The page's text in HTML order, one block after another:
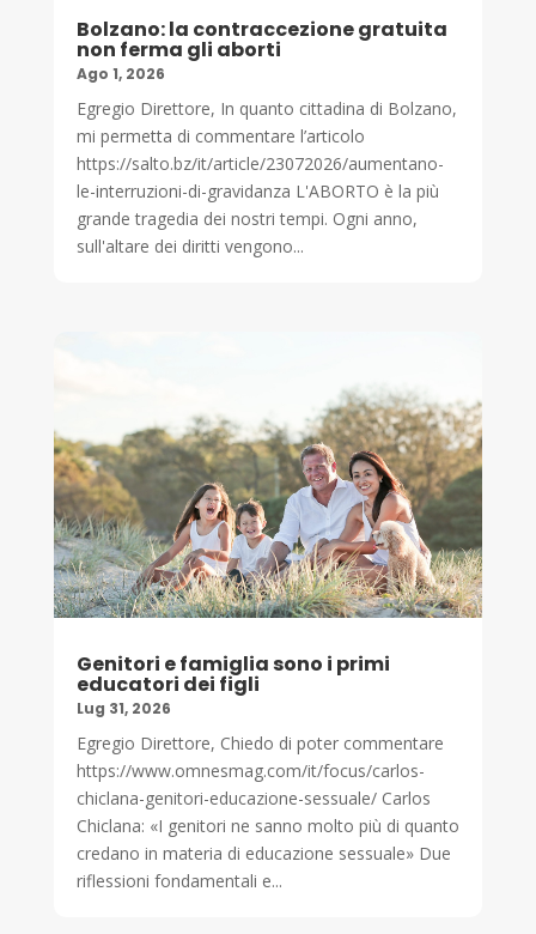
Bolzano: la contraccezione gratuita
non ferma gli aborti
Ago 1, 2026
Egregio Direttore, In quanto cittadina di Bolzano,
mi permetta di commentare l’articolo
https://salto.bz/it/article/23072026/aumentano-
le-interruzioni-di-gravidanza L'ABORTO è la più
grande tragedia dei nostri tempi. Ogni anno,
sull'altare dei diritti vengono...
Genitori e famiglia sono i primi
educatori dei figli
Lug 31, 2026
Egregio Direttore, Chiedo di poter commentare
https://www.omnesmag.com/it/focus/carlos-
chiclana-genitori-educazione-sessuale/ Carlos
Chiclana: «I genitori ne sanno molto più di quanto
credano in materia di educazione sessuale» Due
riflessioni fondamentali e...